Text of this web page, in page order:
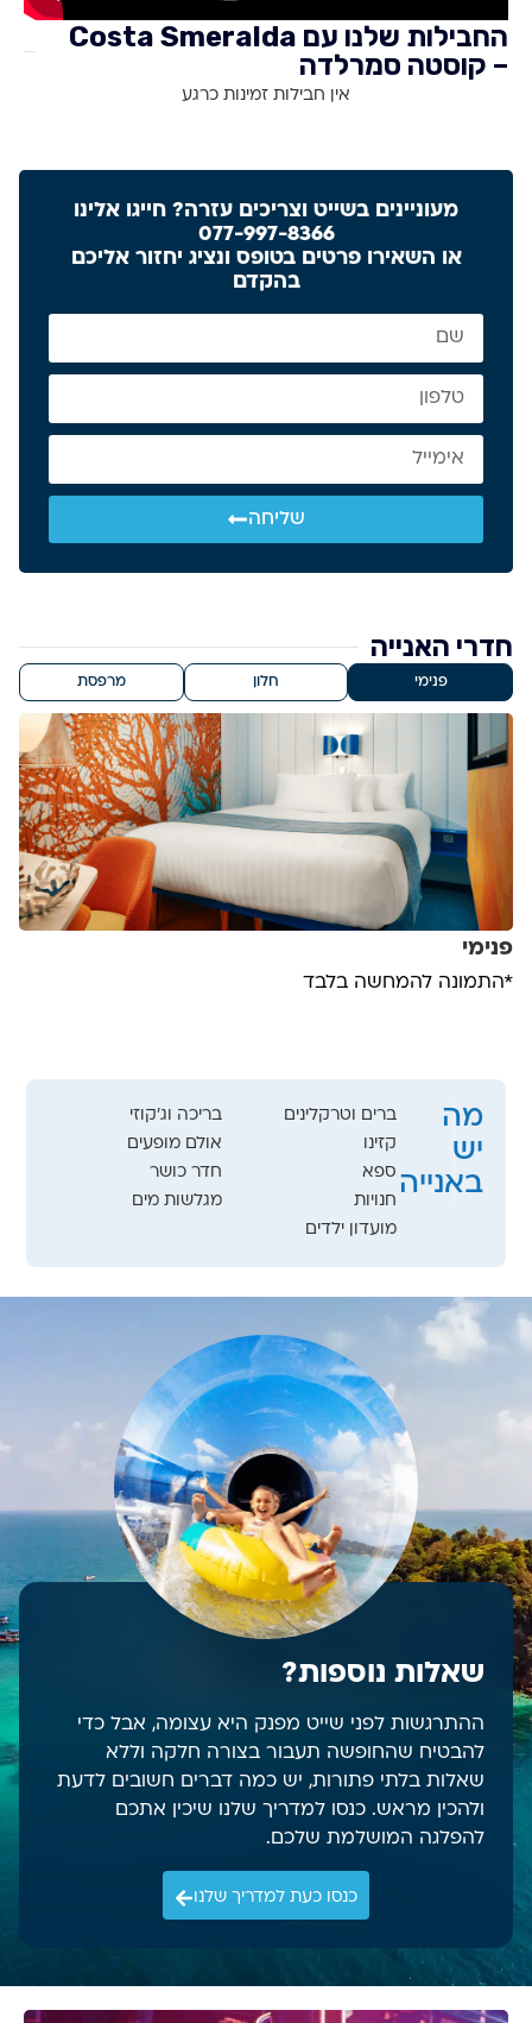
החבילות שלנו עם Costa Smeralda
– קוסטה סמרלדה
אין חבילות זמינות כרגע
מעוניינים בשייט וצריכים עזרה? חייגו אלינו
077-997-8366
או השאירו פרטים בטופס ונציג יחזור אליכם
בהקדם
שליחה
חדרי האנייה
פנימי חלון מרפסת
פנימי
*התמונה להמחשה בלבד
מה
יש
באנייה
ברים וטרקלינים
בריכה וג'קוזי
קזינו
אולם מופעים
ספא
חדר כושר
חנויות
מגלשות מים
מועדון ילדים
שאלות נוספות?
ההתרגשות לפני שייט מפנק היא עצומה, אבל כדי
להבטיח שהחופשה תעבור בצורה חלקה וללא
שאלות בלתי פתורות, יש כמה דברים חשובים לדעת
ולהכין מראש. כנסו למדריך שלנו שיכין אתכם
להפלגה המושלמת שלכם.
כנסו כעת למדריך שלנו